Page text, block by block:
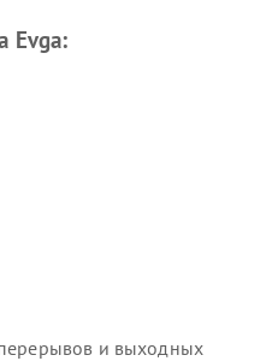
Evga:
и выходных